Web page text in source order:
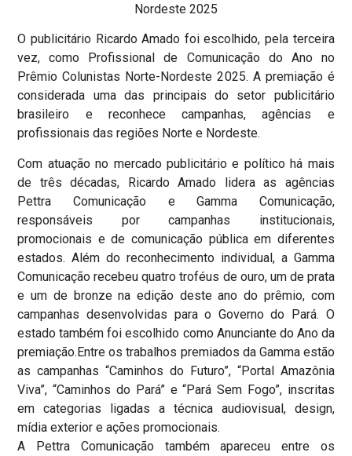
Nordeste 2025
O publicitário Ricardo Amado foi escolhido, pela terceira
vez, como Profissional de Comunicação do Ano no
Prêmio Colunistas Norte-Nordeste 2025. A premiação é
considerada uma das principais do setor publicitário
brasileiro e reconhece campanhas, agências e
profissionais das regiões Norte e Nordeste.
Com atuação no mercado publicitário e político há mais
de três décadas, Ricardo Amado lidera as agências
Pettra Comunicação e Gamma Comunicação,
responsáveis por campanhas institucionais,
promocionais e de comunicação pública em diferentes
estados. Além do reconhecimento individual, a Gamma
Comunicação recebeu quatro troféus de ouro, um de prata
e um de bronze na edição deste ano do prêmio, com
campanhas desenvolvidas para o Governo do Pará. O
estado também foi escolhido como Anunciante do Ano da
premiação.Entre os trabalhos premiados da Gamma estão
as campanhas “Caminhos do Futuro”, “Portal Amazônia
Viva”, “Caminhos do Pará” e “Pará Sem Fogo”, inscritas
em categorias ligadas a técnica audiovisual, design,
mídia exterior e ações promocionais.
A Pettra Comunicação também apareceu entre os